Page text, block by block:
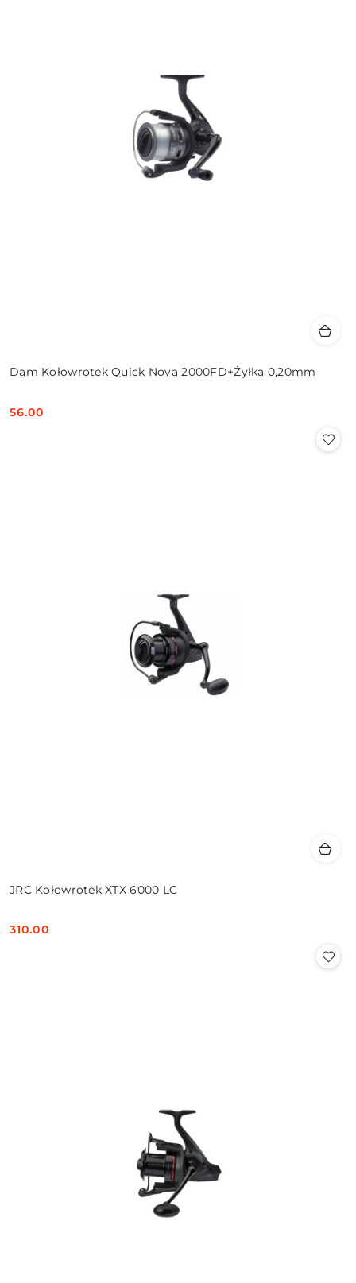
Dam Kołowrotek Quick Nova 2000FD+Żyłka 0,20mm
Cena:
56.00
JRC Kołowrotek XTX 6000 LC
Cena:
310.00